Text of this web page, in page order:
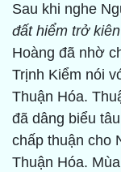
Sau khi nghe
đất hiểm trở
Hoàng đã nhờ
Trịnh Kiểm nói
Thuận Hóa.
đã dâng biểu
chấp thuận cho
Thuận Hóa.